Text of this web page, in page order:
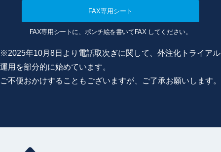
FAX専用シート
FAX専用シートに、ポンチ絵を書いてFAX してください。
※2025年10月8日より電話取次ぎに関して、外注化トライアル
運用を部分的に始めています。
ご不便おかけすることもございますが、ご了承お願いします。